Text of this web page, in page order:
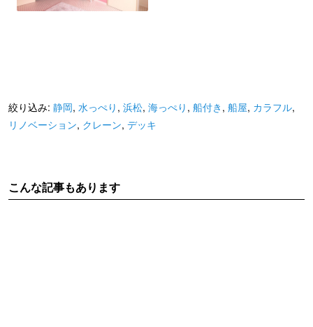
絞り込み: 静岡, 水っぺり , 浜松, 海っぺり , 船付き , 船屋, カラフル,
リノベーション, クレーン, デッキ
こんな記事もあります